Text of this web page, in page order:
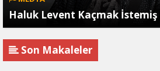
Haluk Levent Kaçmak İstemiş
Son Makaleler